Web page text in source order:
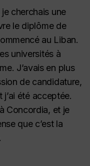
cherchais une
le diplôme de
au Liban.
universités à
J’avais en plus
de candidature,
j’ai été acceptée.
Concordia, et je
que c’est la